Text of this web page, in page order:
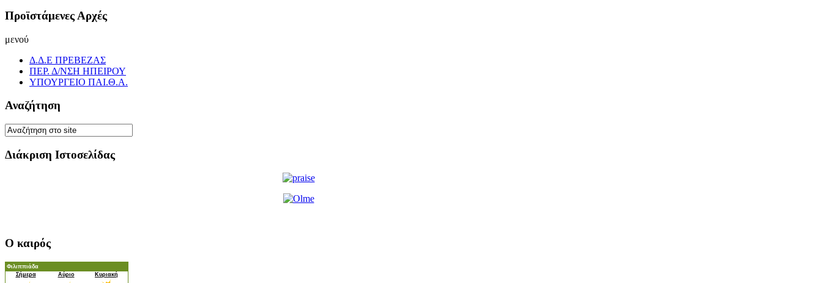
Προϊστάμενες Αρχές
μενού
Δ.Δ.Ε ΠΡΕΒΕΖΑΣ
ΠΕΡ. Δ/ΝΣΗ ΗΠΕΙΡΟΥ
ΥΠΟΥΡΓΕΙΟ ΠΑΙ.Θ.Α.
Αναζήτηση
Διάκριση Ιστοσελίδας
Ο καιρός